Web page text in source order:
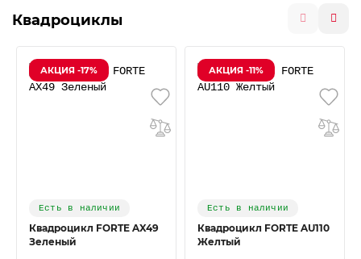
Квадроциклы
АКЦИЯ -17%
Есть в наличии
Квадроцикл FORTE AX49
Зеленый
АКЦИЯ -11%
Есть в наличии
Квадроцикл FORTE AU110
Желтый